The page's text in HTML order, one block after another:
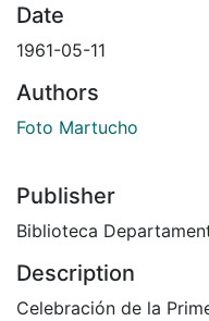
Date
1961-05-11
Authors
Foto Martucho
Publisher
Biblioteca
Description
Celebración de la